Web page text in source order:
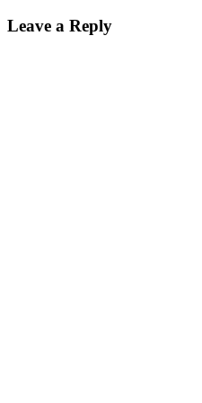
Leave a Reply